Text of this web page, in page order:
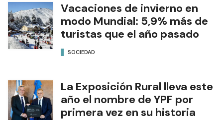
Vacaciones de invierno en
modo Mundial: 5,9% más de
turistas que el año pasado
SOCIEDAD
La Exposición Rural lleva este
año el nombre de YPF por
primera vez en su historia